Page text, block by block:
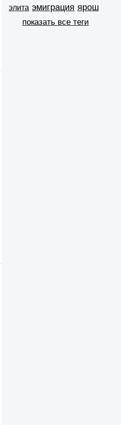
элита эмиграция ярош
показать все теги